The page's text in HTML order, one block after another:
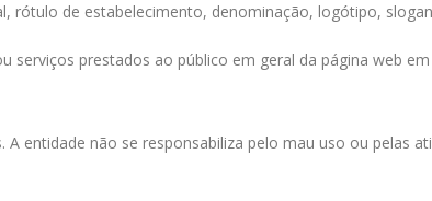
rótulo de estabelecimento, denominação, logótipo,
serviços prestados ao público em geral da página web
entidade não se responsabiliza pelo mau uso ou pelas